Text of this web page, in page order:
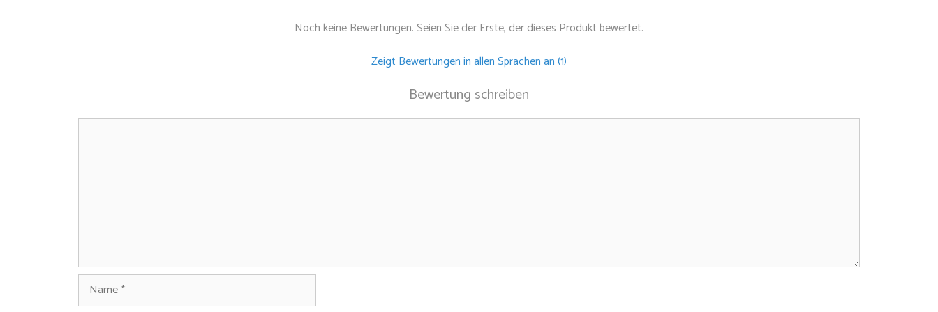
Noch keine Bewertungen. Seien Sie der Erste, der dieses Produkt bewertet.
Zeigt Bewertungen in allen Sprachen an (1)
Bewertung schreiben
Nein, danke.